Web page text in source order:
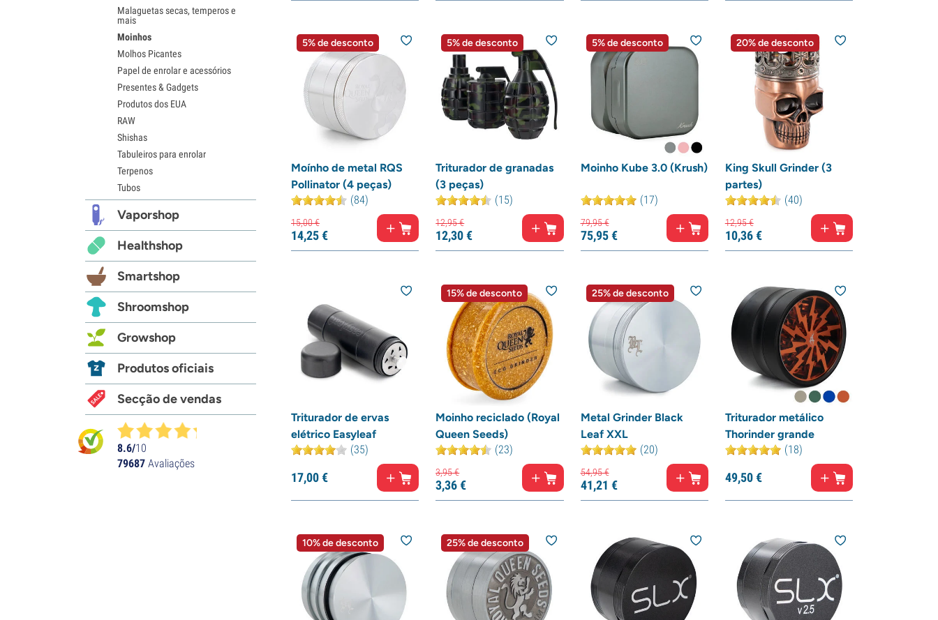
5% de desconto
Moínho de metal RQS
Pollinator (4 peças)
(84)
15,00€
14,25€
5% de desconto
Triturador de granadas
(3 peças)
(15)
12,95€
12,30€
5% de desconto
Moinho Kube 3.0 (Krush)
(17)
79,95€
75,95€
20% de desconto
King Skull Grinder (3
partes)
(40)
12,95€
10,36€
Triturador de ervas
elétrico Easyleaf
(35)
17,00€
15% de desconto
Moinho reciclado (Royal
Queen Seeds)
(23)
3,95€
3,36€
25% de desconto
Metal Grinder Black
Leaf XXL
(20)
54,95€
41,21 €
Triturador metálico
Thorinder grande
(18)
49,50€
10% de desconto 25% de desconto
Malaguetas secas, temperos e
mais
Moinhos
Molhos Picantes
Papel de enrolar e acessórios
Presentes & Gadgets
Produtos dos EUA
RAW
Shishas
Tabuleiros para enrolar
Terpenos
Tubos
Vaporshop
Healthshop
Smartshop
Shroomshop
Growshop
Produtos oficiais
Secção de vendas
8.6/10
79687 Avaliações